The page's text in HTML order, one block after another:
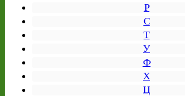
Р
С
Т
У
Ф
Х
Ц